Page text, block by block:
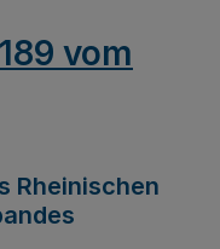
vom
Rheinischen